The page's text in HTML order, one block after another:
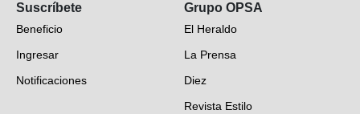
EH Verifica
Fotogalerías
Deportes
Videos
Suscríbete
Beneficio
Ingresar
Notificaciones
Grupo OPSA
El Heraldo
La Prensa
Diez
Revista Estilo